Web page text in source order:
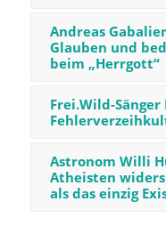
Andreas
Glauben und
beim „Herrgott“
Frei.Wild-
Astronom Willi
Atheisten
als das einzig